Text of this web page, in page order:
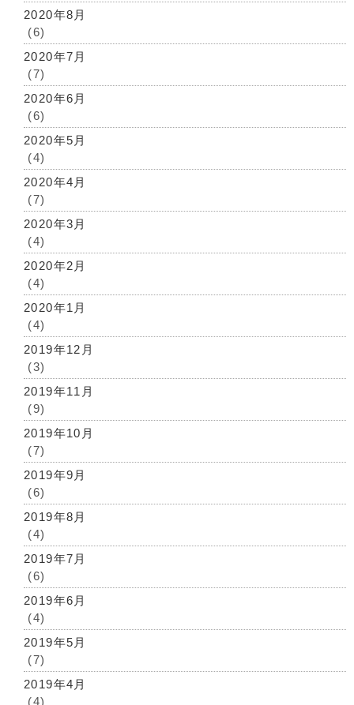
2020年8月
(6)
2020年7月
(7)
2020年6月
(6)
2020年5月
(4)
2020年4月
(7)
2020年3月
(4)
2020年2月
(4)
2020年1月
(4)
2019年12月
(3)
2019年11月
(9)
2019年10月
(7)
2019年9月
(6)
2019年8月
(4)
2019年7月
(6)
2019年6月
(4)
2019年5月
(7)
2019年4月
(4)